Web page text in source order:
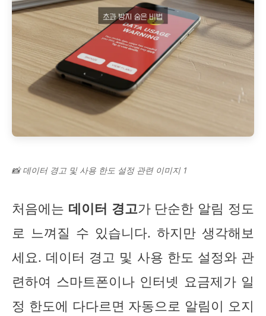
📸 데이터 경고 및 사용 한도 설정 관련 이미지 1
처음에는 데이터 경고가 단순한 알림 정도
로 느껴질 수 있습니다. 하지만 생각해보
세요. 데이터 경고 및 사용 한도 설정와 관
련하여 스마트폰이나 인터넷 요금제가 일
정 한도에 다다르면 자동으로 알림이 오지